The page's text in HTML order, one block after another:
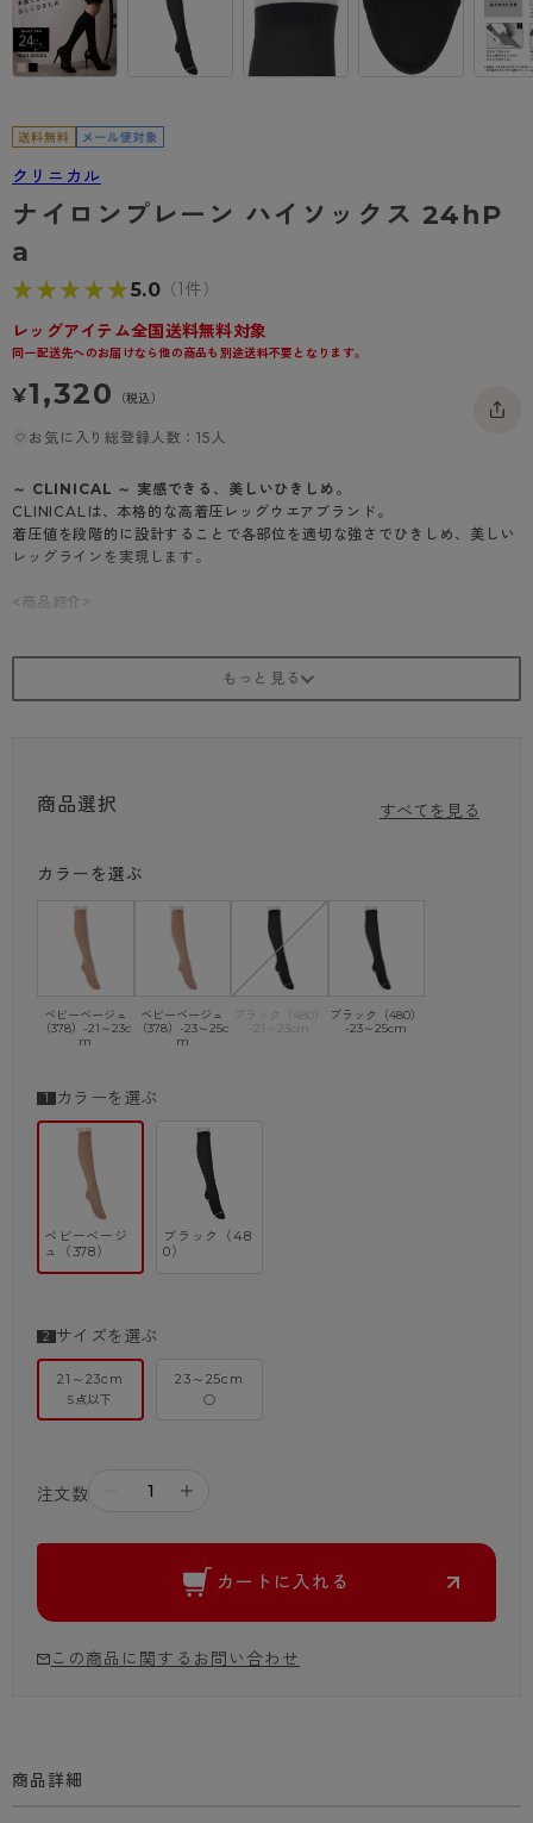
- パンティ部レスストッキング
タイツ
- 柄タイツ
- ひざ下丈タイツ
ソックス・靴下
レギンス・スパッツ
ショーツ
- レギュラーショーツ
肌着・インナー
- タンクトップ
- カップ付きインナー
アクティブ・スポーツ
- スポーツブラ
雑貨・小物
肌着・インナー
スクールソックス
ショーツ
レギュラーショーツ
フェイクタイツ
hotto comfort
スクールタイム
CLINICAL
ハイジュニ
タイツの選び方
はじめての方へ
よくある質問（FAQ）
配送方法について
お問い合わせについて
クリニカル
ナイロンプレーン ハイソックス 24hP
a
★★★★★
★★★★★5.0（1件）
レッグアイテム全国送料無料対象
同一配送先へのお届けなら他の商品も別途送料不要となります。
¥1,320 （税込）
お気に入り総登録人数：15人
～ CLINICAL ～ 実感できる、美しいひきしめ。
CLINICALは、本格的な高着圧レッグウエアブランド。
着圧値を段階的に設計することで各部位を適切な強さでひきしめ、美しい
レッグラインを実現します。
<商品紹介>
を段階的に設計することで各部位を適切な強さでひきしめ、レッグライン
※ニオイの原因となる繊維上の細菌の増殖を抑制
商品選択 すべてを見る
カラーを選ぶ
ベビーベージュ
（378）-21～23c
m
ベビーベージュ
（378）-23～25c
m
ブラック（480）
-21～23cm
ブラック（480）
-23～25cm
カラーを選ぶ
ベビーベージ
ュ（378）
ブラック（48
0）
サイズを選ぶ
21～23cm
5点以下
23～25cm
○
注文数 ＋
カートに入れる
この商品に関するお問い合わせ
商品詳細